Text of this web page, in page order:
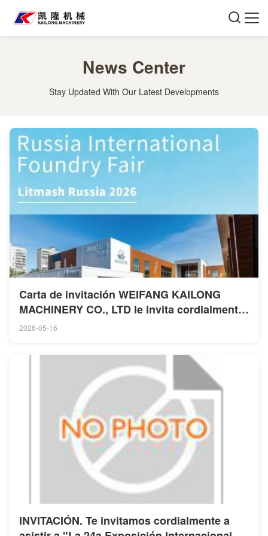
News Center
Stay Updated With Our Latest Developments
Carta de invitación WEIFANG KAILONG
MACHINERY CO., LTD le invita cordialmente
a nuestro stand no.4D26 en la exposición de
2026-05-16
INVITACIÓN. Te invitamos cordialmente a